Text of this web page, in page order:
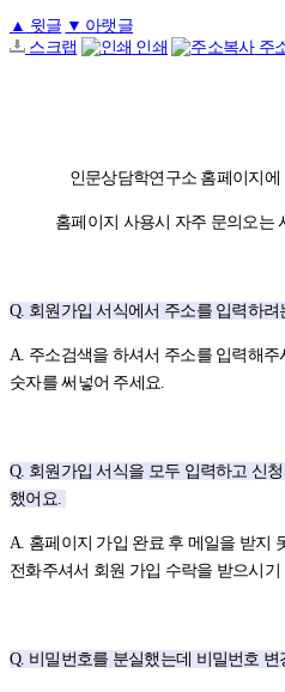
▲ 윗글 ▼ 아랫글
스크랩
인쇄 주
인문상담학연구소 홈페이지
홈페이지 사용시 자주 문의오는
Q. 회원가입 서식에서 주소를 입력하
A. 주소검색을 하셔서 주소를 입력해
숫자를 써넣어 주세요.
Q. 회원가입 서식을 모두 입력하고 신
했어요.
A. 홈페이지 가입 완료 후 메일을 받지
전화주셔서 회원 가입 수락을 받으시기
Q. 비밀번호를 분실했는데 비밀번호 변